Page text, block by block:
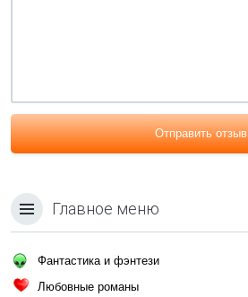
Отправить отзыв
Главное меню
Фантастика и фэнтези
Любовные романы